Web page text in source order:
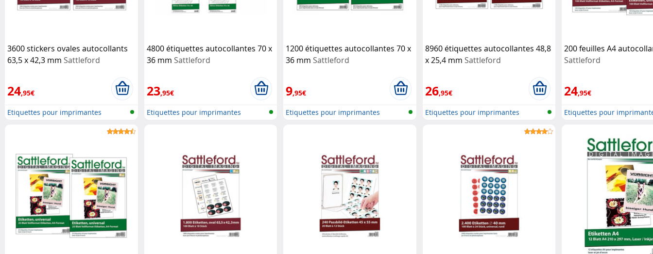
3600 stickers ovales autocollants
63,5 x 42,3 mm Sattleford
24,95€
Etiquettes pour imprimantes
4800 étiquettes autocollantes 70 x
36 mm Sattleford
23,95€
Etiquettes pour imprimantes
1200 étiquettes autocollantes 70 x
36 mm Sattleford
9,95€
Etiquettes pour imprimantes
8960 étiquettes autocollantes 48,8
x 25,4 mm Sattleford
26,95€
Etiquettes pour imprimantes
200 feuilles A4
Sattleford
24,95€
Etiquettes pour